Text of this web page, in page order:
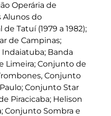
Operária de
Alunos do
Tatuí (1979 a 1982);
de Campinas;
Indaiatuba; Banda
Limeira; Conjunto de
Conjunto
Conjunto Star
Piracicaba; Helison
Conjunto Sombra e